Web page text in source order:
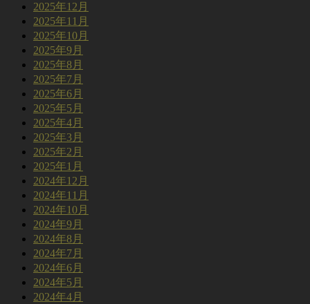
2025年12月
2025年11月
2025年10月
2025年9月
2025年8月
2025年7月
2025年6月
2025年5月
2025年4月
2025年3月
2025年2月
2025年1月
2024年12月
2024年11月
2024年10月
2024年9月
2024年8月
2024年7月
2024年6月
2024年5月
2024年4月